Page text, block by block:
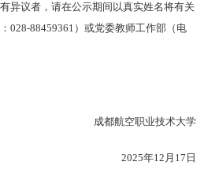
异议者，请在公示期间以真实姓名将有关
028-88459361）或党委教师工作部（电
成都航空职业技术大学
2025年12月17日